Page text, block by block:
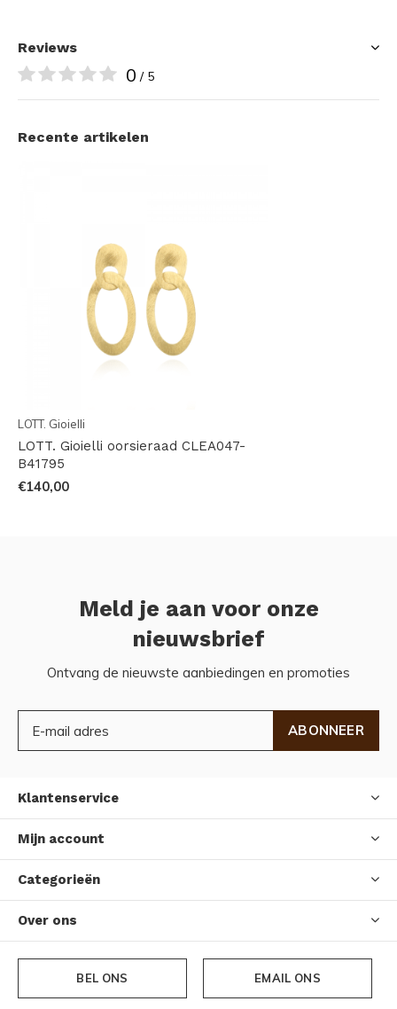
Reviews
0 / 5
Recente artikelen
LOTT. Gioielli
LOTT. Gioielli oorsieraad CLEA047-
B41795
€140,00
Meld je aan voor onze
nieuwsbrief
Ontvang de nieuwste aanbiedingen en promoties
ABONNEER
Klantenservice
Mijn account
Categorieën
Over ons
BEL ONS EMAIL ONS